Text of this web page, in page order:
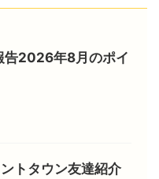
告2026年8月のポイ
トタウン友達紹介